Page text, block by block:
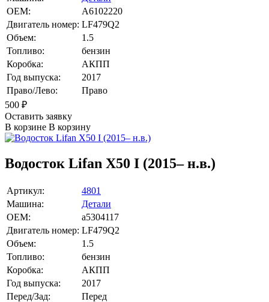
OEM:
A6102220
Двигатель номер: LF479Q2
Объем:
1.5
Топливо:
бензин
Коробка:
АКПП
Год выпуска:
2017
Право/Лево:
Право
500 ₽
Оставить заявку
В корзине В корзину
Водосток Lifan X50 I (2015– н.в.)
Артикул:
4801
Машина:
Детали
OEM:
a5304117
Двигатель номер: LF479Q2
Объем:
1.5
Топливо:
бензин
Коробка:
АКПП
Год выпуска:
2017
Перед/Зад:
Перед